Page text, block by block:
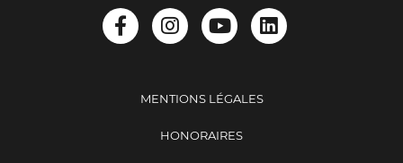
MENTIONS LÉGALES
HONORAIRES